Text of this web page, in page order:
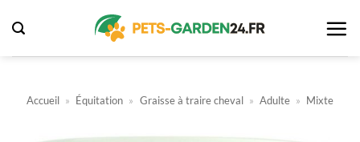
au
contenu
Accueil » Équitation » Graisse à traire cheval » Adulte » Mixte